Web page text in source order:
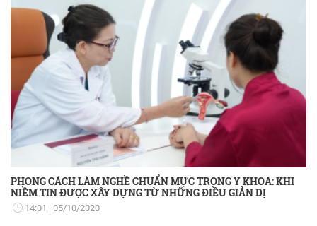
PHONG CÁCH LÀM NGHỀ CHUẨN MỰC TRONG Y KHOA: KHI
NIỀM TIN ĐƯỢC XÂY DỰNG TỪ NHỮNG ĐIỀU GIẢN DỊ
14:01 05/10/2020